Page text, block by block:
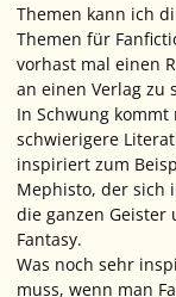
Themen kann ich
Themen für
vorhast mal einen
an einen Verlag zu
In Schwung
schwierigere
inspiriert zum
Mephisto, der sich
die ganzen Geister
Fantasy.
Was noch sehr
muss, wenn man